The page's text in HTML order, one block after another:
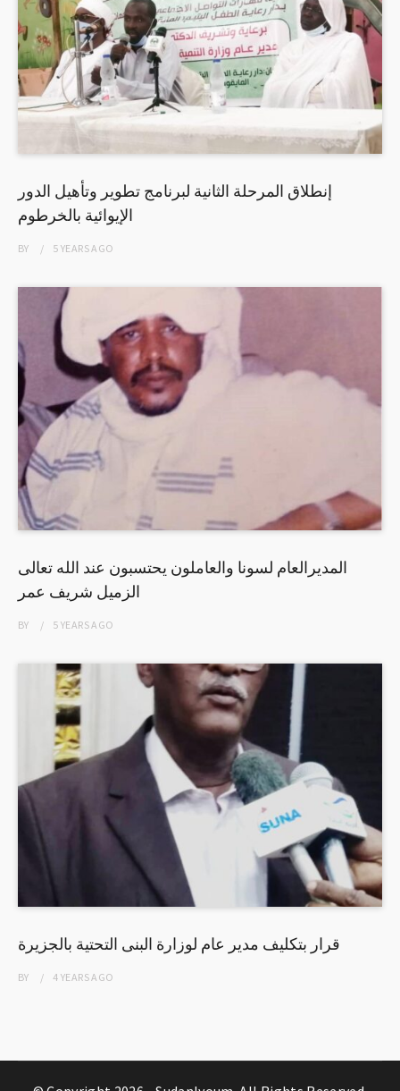
إنطلاق المرحلة الثانية لبرنامج تطوير وتأهيل الدور
الإيوائية بالخرطوم
BY 5 YEARSAGO
المديرالعام لسونا والعاملون يحتسبون عند الله تعالى
الزميل شريف عمر
BY 5 YEARSAGO
قرار بتكليف مدير عام لوزارة البنى التحتية بالجزيرة
BY 4 YEARSAGO